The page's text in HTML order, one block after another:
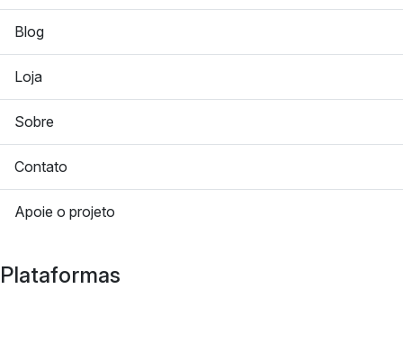
Blog
Loja
Sobre
Contato
Apoie o projeto
Plataformas